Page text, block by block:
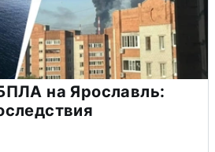
на Ярославль: